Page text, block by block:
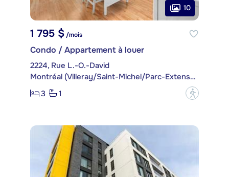
10
1 795 $/mois
Condo / Appartement à louer
2224, Rue L.-O.-David
Montréal (Villeray/Saint-Michel/Parc-Extension)
3
1 ?